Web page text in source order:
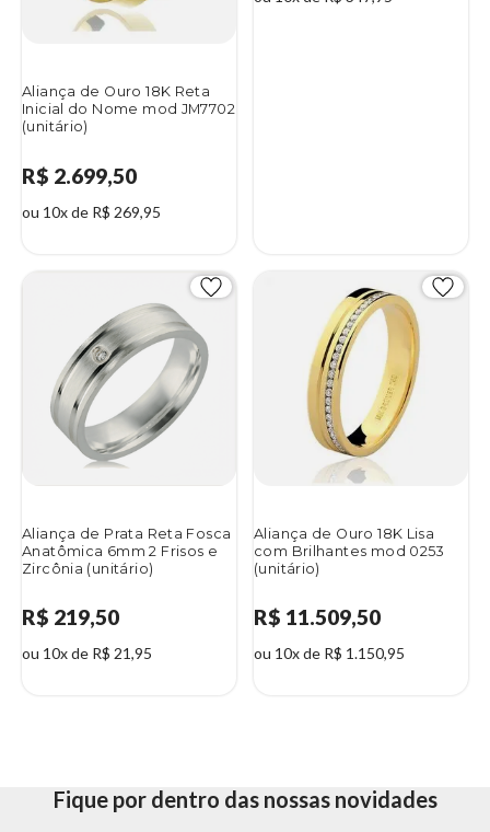
Aliança de Ouro 18K Reta
Inicial do Nome mod JM7702
(unitário)
R$ 2.699,50
ou 10x de R$ 269,95
Aliança de Prata Reta Fosca
Anatômica 6mm 2 Frisos e
Zircônia (unitário)
R$ 219,50
ou 10x de R$ 21,95
Aliança de Ouro 18K Lisa
com Brilhantes mod 0253
(unitário)
R$ 11.509,50
ou 10x de R$ 1.150,95
Fique por dentro das nossas novidades